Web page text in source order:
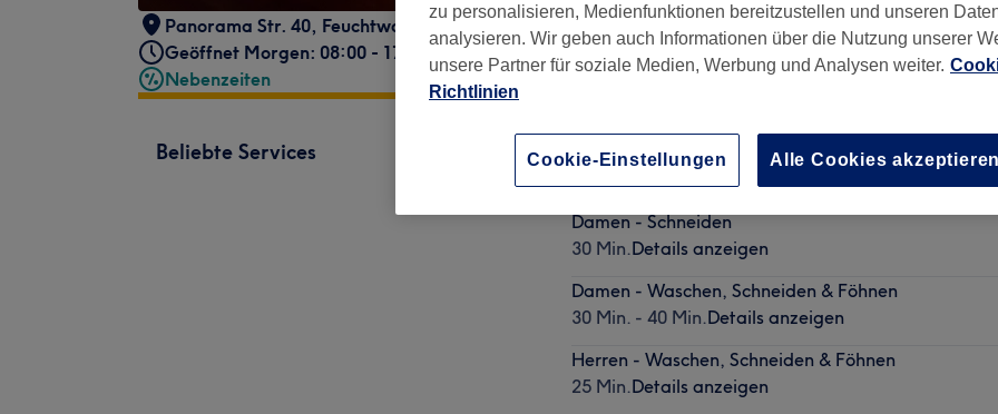
Panorama Str. 40, Feuchtwangen , Bayern, 91555
Geöffnet Morgen: 08:00 - 17:00
Nebenzeiten
Beliebte Services
Herren - Haarschnitt
Damen - Schneiden
30 Min.Details anzeigen
Damen - Waschen, Schneiden & Föhnen
30 Min. - 40 Min.Details anzeigen
Herren - Waschen, Schneiden & Föhnen
25 Min.Details anzeigen
zu personalisieren, Medienfunktionen bereitzustellen und unseren
analysieren. Wir geben auch Informationen über die Nutzung unserer
unsere Partner für soziale Medien, Werbung und Analysen weiter.
Richtlinien
Cookie-Einstellungen Alle Cookies akzeptieren